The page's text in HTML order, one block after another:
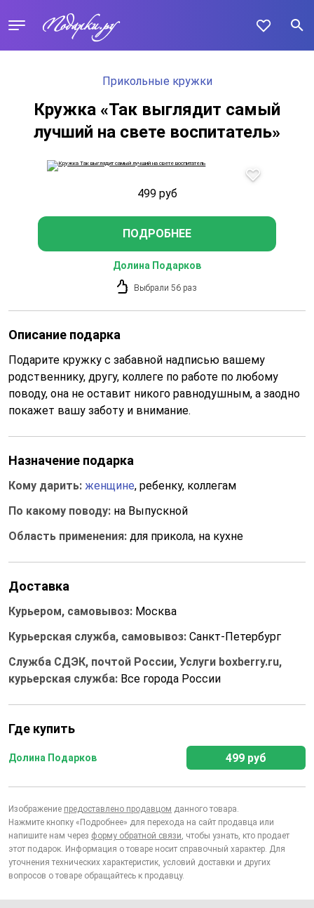
Прикольные кружки
Кружка «Так выглядит самый
лучший на свете воспитатель»
499 руб
ПОДРОБНЕЕ
Долина Подарков
Выбрали 56 раз
Описание подарка
Подарите кружку с забавной надписью вашему
родственнику, другу, коллеге по работе по любому
поводу, она не оставит никого равнодушным, а заодно
покажет вашу заботу и внимание.
Назначение подарка
Кому дарить: женщине, ребенку, коллегам
По какому поводу: на Выпускной
Область применения: для прикола, на кухне
Доставка
Курьером, самовывоз: Москва
Курьерская служба, самовывоз: Санкт-Петербург
Служба СДЭК, почтой России, Услуги boxberry.ru,
курьерская служба: Все города России
Где купить
Долина Подарков 499 руб
Изображение предоставлено продавцом данного товара.
Нажмите кнопку «Подробнее» для перехода на сайт продавца или
напишите нам через форму обратной связи, чтобы узнать, кто продает
этот подарок. Информация о товаре носит справочный характер. Для
уточнения технических характеристик, условий доставки и других
вопросов о товаре обращайтесь к продавцу.